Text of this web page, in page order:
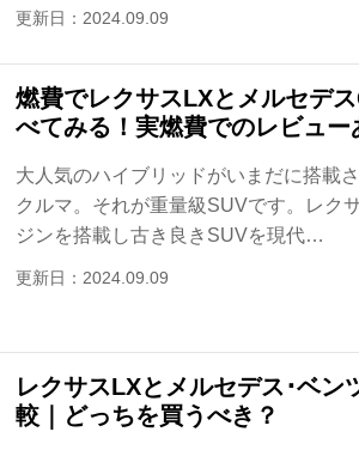
更新日：2024.09.09
燃費でレクサスLXとメルセデ
べてみる！実燃費でのレビュー
大人気のハイブリッドがいまだに搭載
クルマ。それが重量級SUVです。レク
ジンを搭載し古き良きSUVを現代…
更新日：2024.09.09
レクサスLXとメルセデス･ベン
較｜どっちを買うべき？